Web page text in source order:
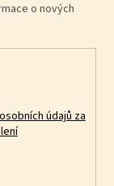
o nových
údajů za